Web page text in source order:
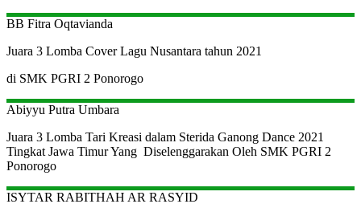
BB Fitra Oqtavianda
Juara 3 Lomba Cover Lagu Nusantara tahun 2021
di SMK PGRI 2 Ponorogo
Abiyyu Putra Umbara
Juara 3 Lomba Tari Kreasi dalam Sterida Ganong Dance 2021
Tingkat Jawa Timur Yang Diselenggarakan Oleh SMK PGRI 2
Ponorogo
ISYTAR RABITHAH AR RASYID